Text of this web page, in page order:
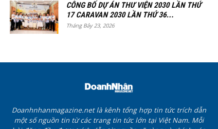
CÔNG BỐ DỰ ÁN THƯ VIỆN 2030 LẦN THỨ
17 CARAVAN 2030 LẦN THỨ 36...
Tháng Bảy 23, 2026
Doanhnhanmagazine.net là kênh tổng hợp tin tức trích dẫn
một số nguồn tin từ các trang tin tức lớn tại Việt Nam. Mỗi